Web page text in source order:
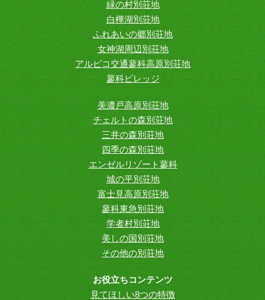
緑の村別荘地
白樺湖別荘地
ふれあいの郷別荘地
女神湖周辺別荘地
アルピコ交通蓼科高原別荘地
蓼科ビレッジ
美濃戸高原別荘地
チェルトの森別荘地
三井の森別荘地
四季の森別荘地
エンゼルリゾート蓼科
城の平別荘地
富士見高原別荘地
蓼科東急別荘地
学者村別荘地
美しの国別荘地
その他の別荘地
お役立ちコンテンツ
見てほしい8つの特徴